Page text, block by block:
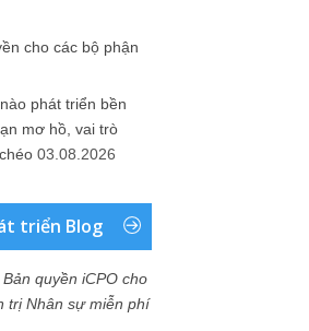
cho các bộ phận
phát triển bền
mơ hồ, vai trò
03.08.2026
triển Blog
quyền iCPO cho
trị Nhân sự miễn phí